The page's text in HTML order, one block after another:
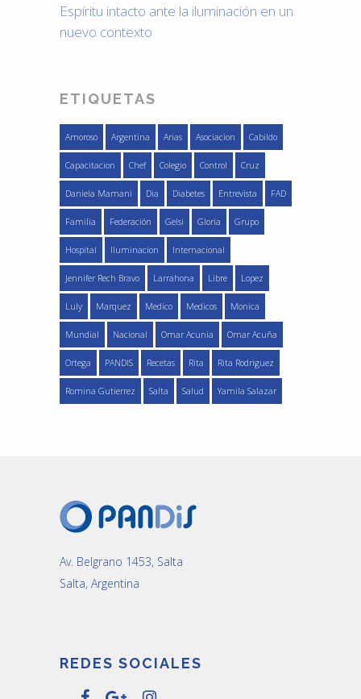
Espíritu intacto ante la iluminación en un
nuevo contexto
ETIQUETAS
Amoroso Argentina Arias Asociacion Cabildo
Capacitacion Chef Colegio Control Cruz
Daniela Mamani Dia Diabetes Entrevista FAD
Familia Federación Gelsi Gloria Grupo
Hospital Iluminacion Internacional
Jennifer Rech Bravo Larrahona Libre Lopez
Luly Marquez Medico Medicos Monica
Mundial Nacional Omar Acunia Omar Acuña
Ortega PANDIS Recetas Rita Rita Rodriguez
Romina Gutierrez Salta Salud Yamila Salazar
Av. Belgrano 1453, Salta
Salta, Argentina
REDES SOCIALES